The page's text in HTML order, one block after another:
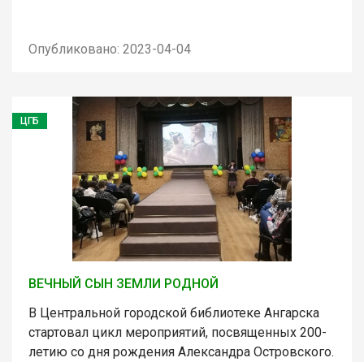
Опубликовано: 2023-04-04
ЦГБ
ВЕЧНЫЙ СЫН ЗЕМЛИ РОДНОЙ
В Центральной городской библиотеке Ангарска
стартовал цикл мероприятий, посвященных 200-
летию со дня рождения Александра Островского.